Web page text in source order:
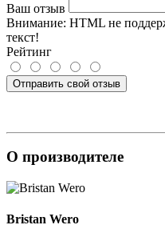
Ваш отзыв
Внимание: HTML не
текст!
Рейтинг
Отправить свой отзыв
О производителе
Bristan Wero